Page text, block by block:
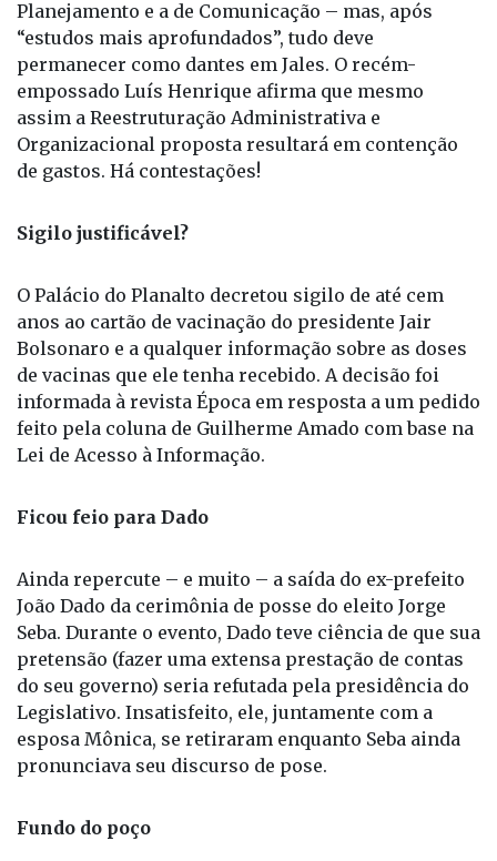
Planejamento e a de Comunicação – mas, após
“estudos mais aprofundados”, tudo deve
permanecer como dantes em Jales. O recém-
empossado Luís Henrique afirma que mesmo
assim a Reestruturação Administrativa e
Organizacional proposta resultará em contenção
de gastos. Há contestações!
Sigilo justificável?
O Palácio do Planalto decretou sigilo de até cem
anos ao cartão de vacinação do presidente Jair
Bolsonaro e a qualquer informação sobre as doses
de vacinas que ele tenha recebido. A decisão foi
informada à revista Época em resposta a um pedido
feito pela coluna de Guilherme Amado com base na
Lei de Acesso à Informação.
Ficou feio para Dado
Ainda repercute – e muito – a saída do ex-prefeito
João Dado da cerimônia de posse do eleito Jorge
Seba. Durante o evento, Dado teve ciência de que sua
pretensão (fazer uma extensa prestação de contas
do seu governo) seria refutada pela presidência do
Legislativo. Insatisfeito, ele, juntamente com a
esposa Mônica, se retiraram enquanto Seba ainda
pronunciava seu discurso de pose.
Fundo do poço